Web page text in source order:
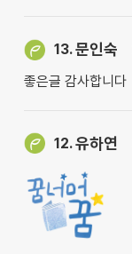
13.문인숙
좋은글 감사합니다
12.유하연